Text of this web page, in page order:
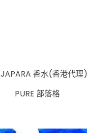
JAPARA 香水(香港代理)
PURE 部落格